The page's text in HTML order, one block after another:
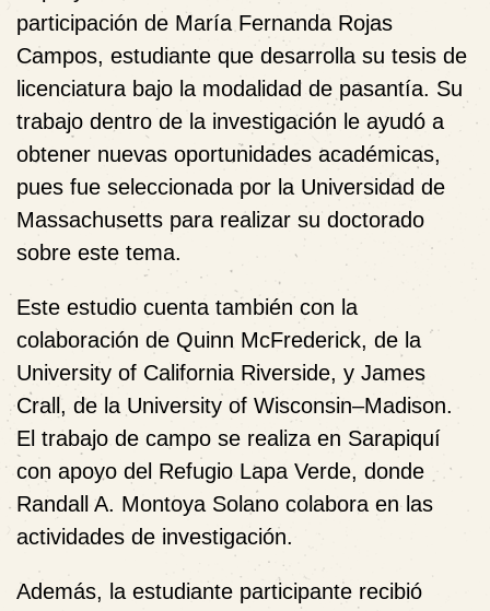
participación de María Fernanda Rojas
Campos, estudiante que desarrolla su tesis de
licenciatura bajo la modalidad de pasantía. Su
trabajo dentro de la investigación le ayudó a
obtener nuevas oportunidades académicas,
pues fue seleccionada por la Universidad de
Massachusetts para realizar su doctorado
sobre este tema.
Este estudio cuenta también con la
colaboración de Quinn McFrederick, de la
University of California Riverside, y James
Crall, de la University of Wisconsin–Madison.
El trabajo de campo se realiza en Sarapiquí
con apoyo del Refugio Lapa Verde, donde
Randall A. Montoya Solano colabora en las
actividades de investigación.
Además, la estudiante participante recibió